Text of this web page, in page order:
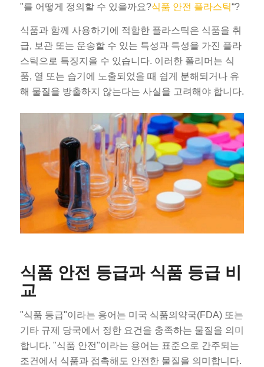
"를 어떻게 정의할 수 있을까요?식품 안전 플라스틱“?
식품과 함께 사용하기에 적합한 플라스틱은 식품을 취
급, 보관 또는 운송할 수 있는 특성과 특성을 가진 플라
스틱으로 특징지을 수 있습니다. 이러한 폴리머는 식
품, 열 또는 습기에 노출되었을 때 쉽게 분해되거나 유
해 물질을 방출하지 않는다는 사실을 고려해야 합니다.
식품 안전 등급과 식품 등급 비
교
"식품 등급"이라는 용어는 미국 식품의약국(FDA) 또는
기타 규제 당국에서 정한 요건을 충족하는 물질을 의미
합니다. "식품 안전"이라는 용어는 표준으로 간주되는
조건에서 식품과 접촉해도 안전한 물질을 의미합니다.